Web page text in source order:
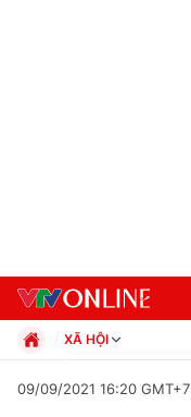
XÃ HỘI
Xã hội
09/09/2021 16:20 GMT+7